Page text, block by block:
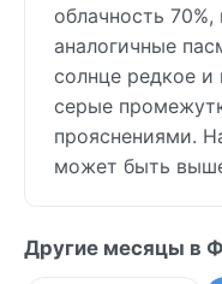
облачность
аналогичные
солнце редкое
серые
прояснениями.
может быть
Другие месяцы в